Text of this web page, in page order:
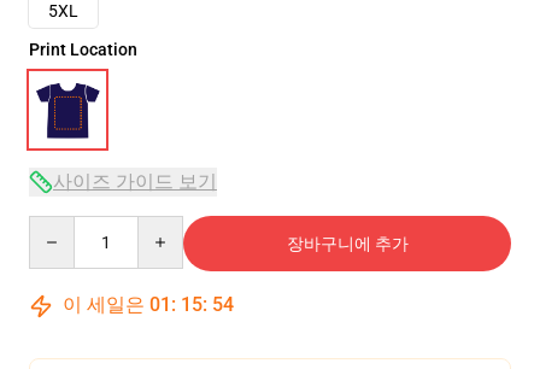
5XL
Print Location
사이즈 가이드 보기
장바구니에 추가
이 세일은 01 : 15: 54